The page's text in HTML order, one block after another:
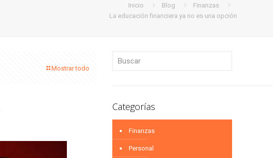
Inicio Blog
Finanzas
La educación financiera ya no es una opción
Mostrar todo
Categorías
Finanzas
Personal